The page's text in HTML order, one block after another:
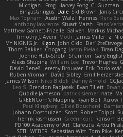
Michigan J Frog Harvey Fong CJ Guzman
BingusGringus Dale Sid Brown Jānis
Max Topham Austin Walzl Hannes Rens Bais
anthony lawrence Stuart Marsh Frans
Matthew Garnett-Frizelle Saliven Markus
Timothy J. Aveni Moth James Miller z
MY.NIGNIG Jr. Kigon John Cido Der12teEisvogel
Thom Bakker Chogang Jason Pielak Tiran
Joenne Hub-Strobl Shannon Gary English
Alexis Shuping William Lee Trevor Hughes
David Beneš Jeremy Brouwer Erik Dodolović
Ruben Vroman David Sibley Emil
James Wilson Niko Bidoli Danny Arnold
Leo S Brendon Padjasek Evan Tillett Bryan
Quddle Jameson patrick siemer nate
GREENCom'e Mapping Ryan Bell Xcrow
Paul Klingberg Olivié Bouchard
Johann Oosthuizen Scott Robert Tolppi:
henrik rasmussen Greenheart Ransom
PD100 Academy of Art Clafoutis Arttu
SETH WEBER Sebastian Witt Tom Pike